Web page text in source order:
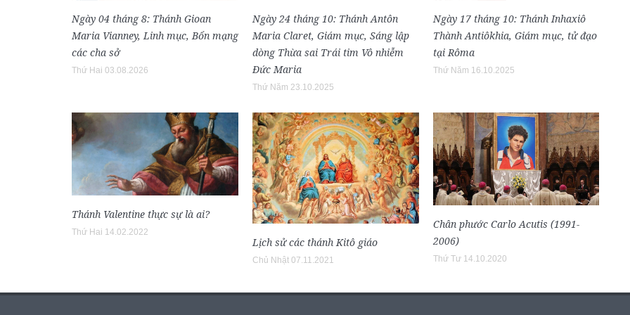
Ngày 04 tháng 8: Thánh Gioan
Maria Vianney, Linh mục, Bổn mạng
các cha sở
Thứ Hai 03.08.2026
Ngày 24 tháng 10: Thánh Antôn
Maria Claret, Giám mục, Sáng lập
dòng Thừa sai Trái tim Vô nhiễm
Đức Maria
Thứ Năm 23.10.2025
Ngày 17 tháng 10: Thánh Inhaxiô
Thành Antiôkhia, Giám mục, tử đạo
tại Rôma
Thứ Năm 16.10.2025
Thánh Valentine thực sự là ai?
Thứ Hai 14.02.2022
Lịch sử các thánh Kitô giáo
Chủ Nhật 07.11.2021
Chân phước Carlo Acutis (1991-
2006)
Thứ Tư 14.10.2020